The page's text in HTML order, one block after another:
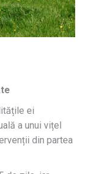
ei
a unui vițel
din partea